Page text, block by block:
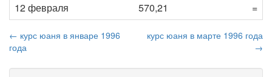
12 февраля
570,21 =
← курс юаня в январе 1996
года
курс юаня в марте 1996 года
→